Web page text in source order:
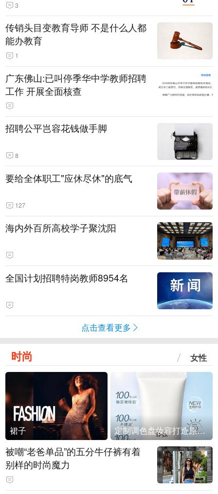
3
传销头目变教育导师 不是什么人都
能办教育
1
广东佛山:已叫停季华中学教师招聘
工作 开展全面核查
招聘公平岂容花钱做手脚
8
要给全体职工"应休尽休"的底气
127
海内外百所高校学子聚沈阳
全国计划招聘特岗教师8954名
点击查看更多
时尚 女性
裙子 定制调色盘妆容打造原生之美
被嘲“老爸单品”的五分牛仔裤有着
别样的时尚魔力